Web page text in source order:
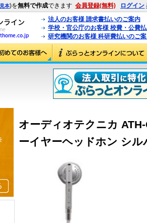
見本)を無料で作成できます 会員登録(無料) ログイン
法人のお客様 請求書払いのご案内
学校・官公庁のお客様 校費・公費
研究機関のお客様 科研費払いのご
オーディオテクニカ
ーイヤーヘッドホン シル